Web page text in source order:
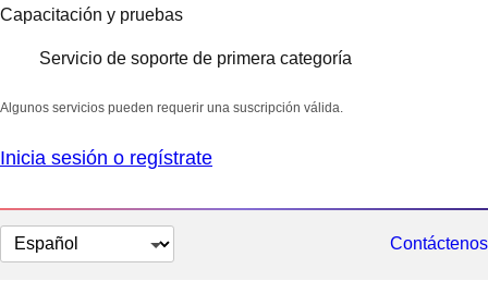
Capacitación y pruebas
Servicio de soporte de primera categoría
Algunos servicios pueden requerir una suscripción válida.
Inicia sesión o regístrate
Cambiar
el
Contáctenos